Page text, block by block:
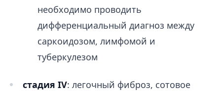
необходимо проводить
дифференциальный диагноз между
саркоидозом, лимфомой и
туберкулезом
стадия IV: легочный фиброз, сотовое